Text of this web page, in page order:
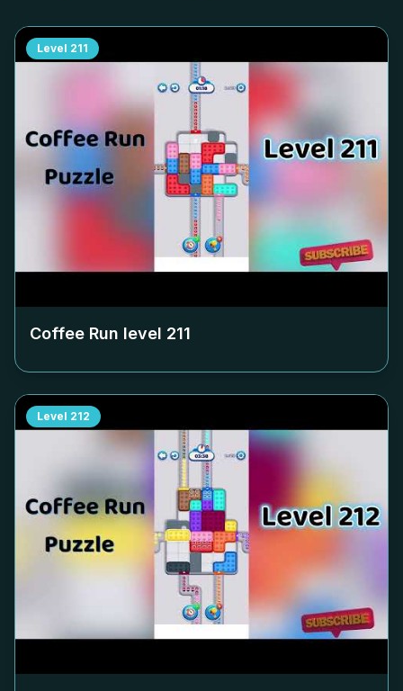
Level 211
Coffee Run level 211
Level 212